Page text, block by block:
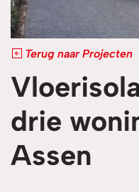
Terug naar Projecten
drie
Assen